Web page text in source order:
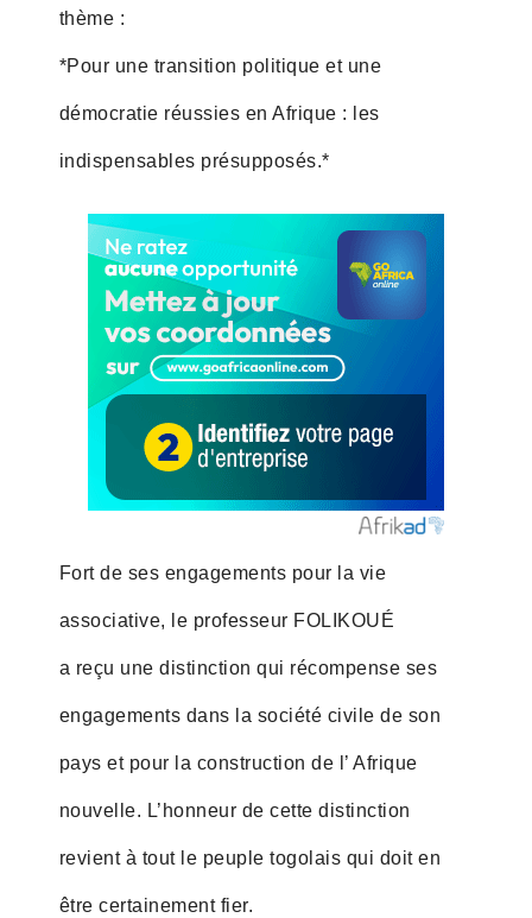
thème :
*Pour une transition politique et une
démocratie réussies en Afrique : les
indispensables présupposés.*
Fort de ses engagements pour la vie
associative, le professeur FOLIKOUÉ
a reçu une distinction qui récompense ses
engagements dans la société civile de son
pays et pour la construction de l’ Afrique
nouvelle. L’honneur de cette distinction
revient à tout le peuple togolais qui doit en
être certainement fier.